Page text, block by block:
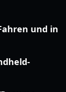
und in